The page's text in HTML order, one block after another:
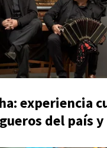
experiencia
del país